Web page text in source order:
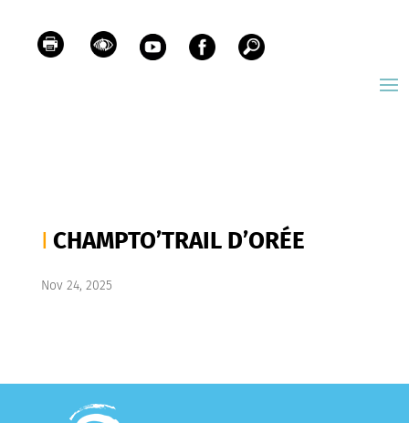
CHAMPTO’TRAIL D’ORÉE
Nov 24, 2025